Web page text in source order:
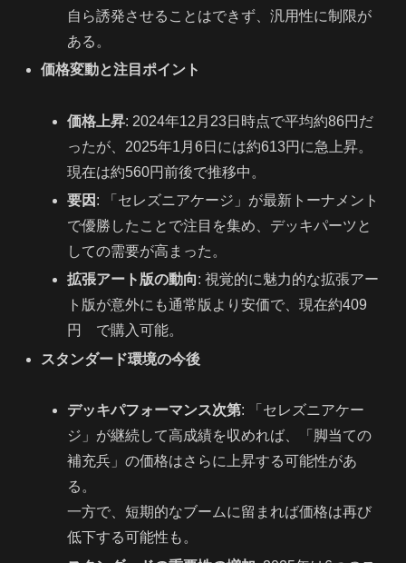
自ら誘発させることはできず、汎用性に制限が
ある。
価格変動と注目ポイント
価格上昇: 2024年12月23日時点で平均約86円だ
ったが、2025年1月6日には約613円に急上昇。
現在は約560円前後で推移中。
要因 : 「セレズニアケージ」が最新トーナメント
で優勝したことで注目を集め、デッキパーツと
しての需要が高まった。
拡張アート版の動向: 視覚的に魅力的な拡張アー
ト版が意外にも通常版より安価で、現在約409
円 で購入可能。
スタンダード環境の今後
デッキパフォーマンス次第: 「セレズニアケー
ジ」が継続して高成績を収めれば、「脚当ての
補充兵」の価格はさらに上昇する可能性があ
る。
一方で、短期的なブームに留まれば価格は再び
低下する可能性も。